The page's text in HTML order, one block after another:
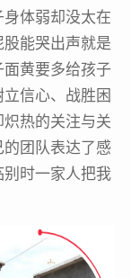
体弱却没太在
能哭出声就是
黄要多给孩子
信心、战胜困
热的关注与关
团队表达了感
时一家人把我